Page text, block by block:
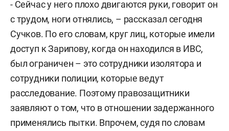
- Сейчас у него плохо двигаются руки, говорит он
с трудом, ноги отнялись, – рассказал сегодня
Сучков. По его словам, круг лиц, которые имели
доступ к Зарипову, когда он находился в ИВС,
был ограничен – это сотрудники изолятора и
сотрудники полиции, которые ведут
расследование. Поэтому правозащитники
заявляют о том, что в отношении задержанного
применялись пытки. Впрочем, судя по словам